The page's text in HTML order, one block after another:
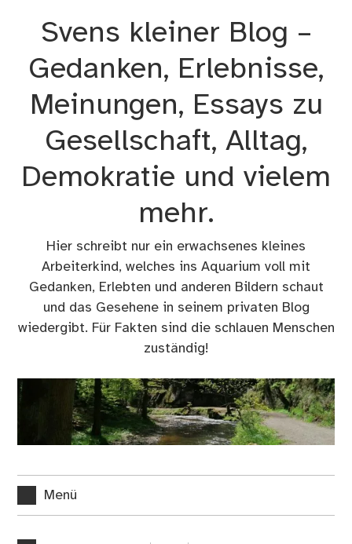
Svens kleiner Blog –
Gedanken, Erlebnisse,
Meinungen, Essays zu
Gesellschaft, Alltag,
Demokratie und vielem
mehr.
Hier schreibt nur ein erwachsenes kleines
Arbeiterkind, welches ins Aquarium voll mit
Gedanken, Erlebten und anderen Bildern schaut
und das Gesehene in seinem privaten Blog
wiedergibt. Für Fakten sind die schlauen Menschen
zuständig!
Menü